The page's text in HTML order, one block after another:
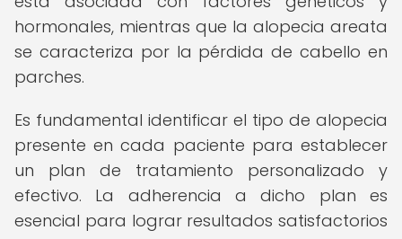
hormonales, mientras que la alopecia areata
se caracteriza por la pérdida de cabello en
parches.
Es fundamental identificar el tipo de alopecia
presente en cada paciente para establecer
un plan de tratamiento personalizado y
efectivo. La adherencia a dicho plan es
esencial para lograr resultados satisfactorios